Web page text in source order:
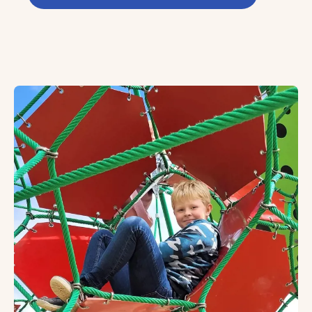
Dagtilbud og skole
I Ebberup kan du være sikker på at give børnene en god
Ebberup Skole, Børnehave & Vuggestue er en
Leg og læring foregår i trygge rammer, og børn og unge
Ebberup Skole, Børnehave & Vuggestue er især
• Bruger lokalområdet i form af skov, strand og by.
• Skaber fællesskaber og venskaber på tværs.
• Har fleksible og udviklende læringsmiljøer.
• Skaber tryghed og gode overgange gennem børnelivet.
• Har fokus på faglig bevægelse.
• Sætter legen i fokus.
• Har udeskole og udeliv.
• Er i tæt samarbejde med lokale virksomheder og
andre interessenter.
Som forældre, elev og ansat i landsbyordningen mærker